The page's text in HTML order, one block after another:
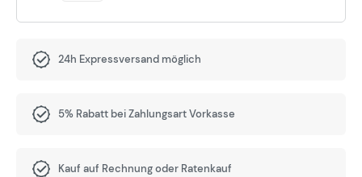
24h Expressversand möglich
5% Rabatt bei Zahlungsart Vorkasse
Kauf auf Rechnung oder Ratenkauf